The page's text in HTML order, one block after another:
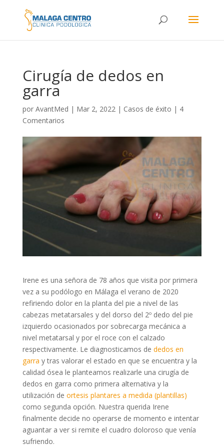
Cirugía de dedos en
garra
por AvantMed | Mar 2, 2022| Casos de éxito | 4
Comentarios
Irene es una señora de 78 años que visita por primera
vez a su podólogo en Málaga el verano de 2020
refiriendo dolor en la planta del pie a nivel de las
cabezas metatarsales y del dorso del 2º dedo del pie
izquierdo ocasionados por sobrecarga mecánica a
nivel metatarsal y por el roce con el calzado
respectivamente. Le diagnosticamos de dedos en
garra y tras valorar el estado en que se encuentra y la
calidad ósea le planteamos realizarle una cirugía de
dedos en garra como primera alternativa y la
utilización de ortesis plantares a medida (plantillas)
como segunda opción. Nuestra querida Irene
finalmente decide no operarse de momento e intentar
aguantar a ver si remite el cuadro doloroso que venía
sufriendo.